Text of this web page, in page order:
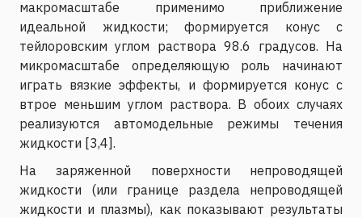
макромасштабе применимо приближение
идеальной жидкости; формируется конус с
тейлоровским углом раствора 98.6 градусов. На
микромасштабе определяющую роль начинают
играть вязкие эффекты, и формируется конус с
втрое меньшим углом раствора. В обоих случаях
реализуются автомодельные режимы течения
жидкости [3,4].
На заряженной поверхности непроводящей
жидкости (или границе раздела непроводящей
жидкости и плазмы), как показывают результаты